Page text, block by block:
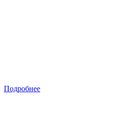
Подробнее